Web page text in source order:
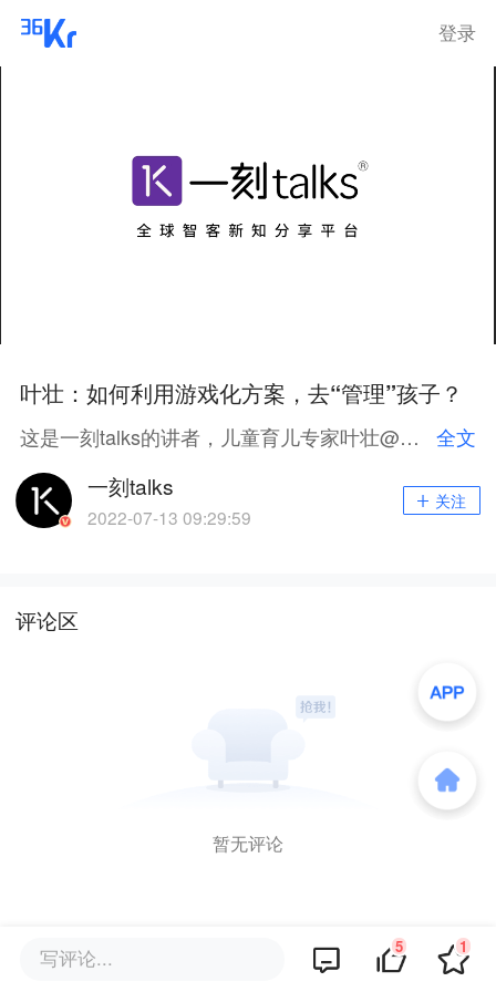
登录
叶壮：如何利用游戏化方案，去“管理”孩子？
这是一刻talks的讲者，儿童育儿专家叶壮@一刻talks的分享，演讲中他以常见的家长与孩子聊天场景为例，提出一种“游戏化”的沟通方式，解决亲子间的沟通难题。 全文
一刻talks
2022-07-13 09:29:59
关注
评论区
暂无评论
写评论... 5 1